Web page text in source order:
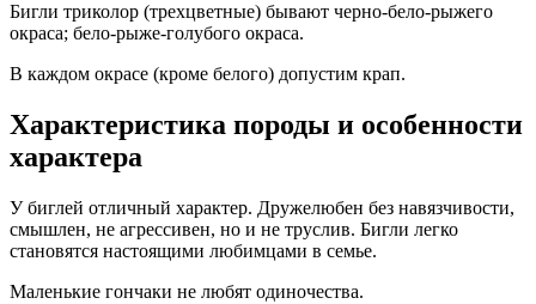
Бигли триколор (трехцветные) бывают черно-бело-рыжего
окраса; бело-рыже-голубого окраса.
В каждом окрасе (кроме белого) допустим крап.
Характеристика породы и особенности
характера
У биглей отличный характер. Дружелюбен без навязчивости,
смышлен, не агрессивен, но и не труслив. Бигли легко
становятся настоящими любимцами в семье.
Маленькие гончаки не любят одиночества.